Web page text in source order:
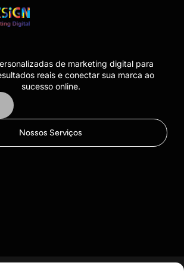
de marketing digital para
reais e conectar sua marca ao
sucesso online.
Nossos Serviços